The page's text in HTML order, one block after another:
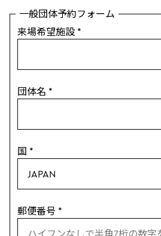
一般団体予約フォーム
来場希望施設 *
団体名 *
国 *
郵便番号 *